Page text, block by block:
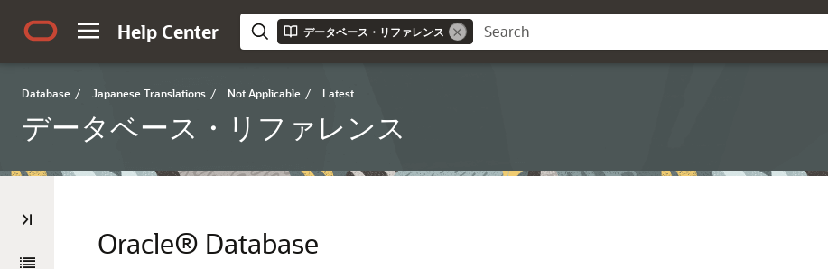
Help Center データベース・リファレンス
Database / Japanese Translations / Not Applicable / Latest
データベース・リファレンス
Oracle® Database